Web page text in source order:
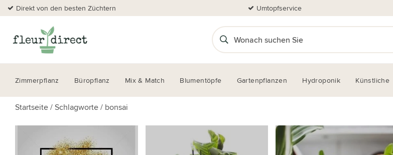
Direkt von den besten Züchtern Umtopfservice
Zimmerpflanz Büropflanz Mix & Match Blumentöpfe Gartenpflanzen Hydroponik Künstliche
Startseite/Schlagworte/ bonsai